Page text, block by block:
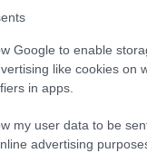
Google to enable
like cookies on
in apps.
my user data to be
advertising